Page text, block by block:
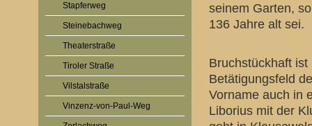
Stapferweg
Steinebachweg
Theaterstraße
Tiroler Straße
Vilstalstraße
Vinzenz-von-Paul-Weg
seinem Garten,
136 Jahre alt sei.
Bruchstückhaft
Betätigungsfeld
Vorname auch in
Liborius mit der